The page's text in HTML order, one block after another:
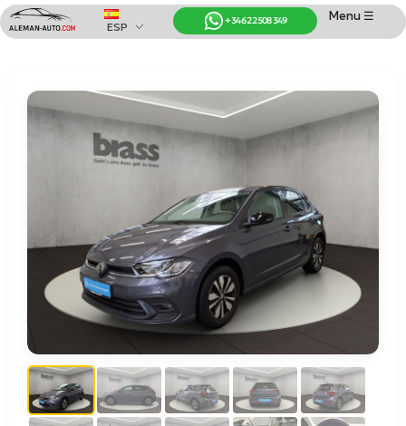
Coches de Alemania
Importación de Coches de Alemania
Menu ☰
+34 622 508 349
ESP